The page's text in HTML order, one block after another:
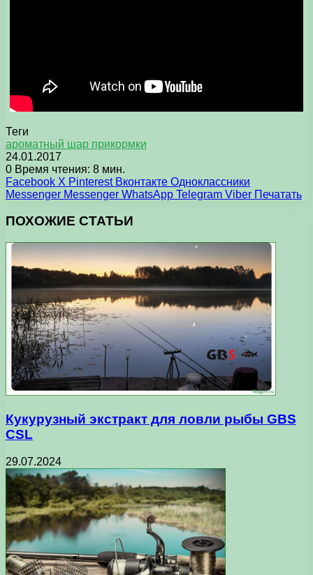
Теги
ароматный шар прикормки
24.01.2017
0 Время чтения: 8 мин.
Facebook X Pinterest Вконтакте Одноклассники
Messenger Messenger WhatsApp Telegram Viber Печатать
ПОХОЖИЕ СТАТЬИ
Кукурузный экстракт для ловли рыбы GBS
CSL
29.07.2024